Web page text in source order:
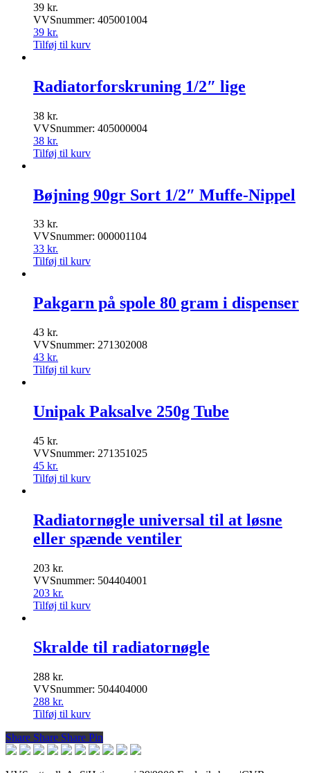
39 kr.
VVSnummer: 405001004
39 kr.
Tilføj til kurv
Radiatorforskruning 1/2″ lige
38 kr.
VVSnummer: 405000004
38 kr.
Tilføj til kurv
Bøjning 90gr Sort 1/2″ Muffe-Nippel
33 kr.
VVSnummer: 000001104
33 kr.
Tilføj til kurv
Pakgarn på spole 80 gram i dispenser
43 kr.
VVSnummer: 271302008
43 kr.
Tilføj til kurv
Unipak Paksalve 250g Tube
45 kr.
VVSnummer: 271351025
45 kr.
Tilføj til kurv
Radiatornøgle universal til at løsne
eller spænde ventiler
203 kr.
VVSnummer: 504404001
203 kr.
Tilføj til kurv
Skralde til radiatornøgle
288 kr.
VVSnummer: 504404000
288 kr.
Tilføj til kurv
Share
Share Share Share Pin